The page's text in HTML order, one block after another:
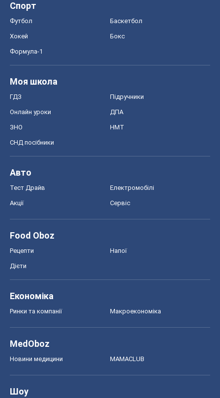
Спорт
Футбол Баскетбол
Хокей Бокс
Формула-1
Моя школа
ГДЗ Підручники
Онлайн уроки ДПА
ЗНО НМТ
СНД посібники
Авто
Тест Драйв Електромобілі
Акції Сервіс
Food Oboz
Рецепти Напої
Дієти
Економіка
Ринки та компанії Макроекономіка
MedOboz
Новини медицини MAMACLUB
Шоу